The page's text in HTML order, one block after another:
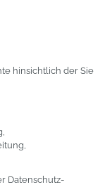
hinsichtlich der Sie
Datenschutz-